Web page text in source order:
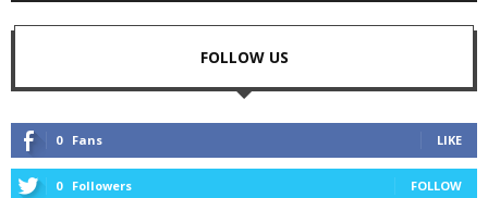
FOLLOW US
0 Fans LIKE
0 Followers FOLLOW